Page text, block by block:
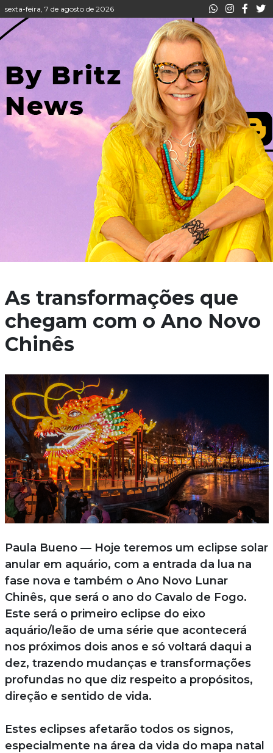
sexta-feira, 7 de agosto de 2026
As transformações que
chegam com o Ano Novo
Chinês
Paula Bueno — Hoje teremos um eclipse solar
anular em aquário, com a entrada da lua na
fase nova e também o Ano Novo Lunar
Chinês, que será o ano do Cavalo de Fogo.
Este será o primeiro eclipse do eixo
aquário/leão de uma série que acontecerá
nos próximos dois anos e só voltará daqui a
dez, trazendo mudanças e transformações
profundas no que diz respeito a propósitos,
direção e sentido de vida.
Estes eclipses afetarão todos os signos,
especialmente na área da vida do mapa natal